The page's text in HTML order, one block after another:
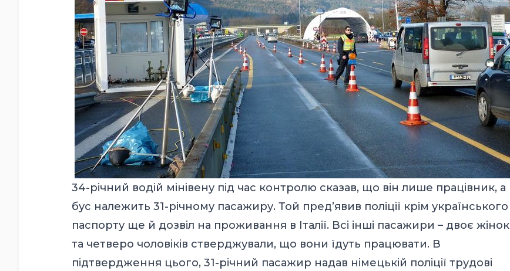
34-річний водій мінівену під час контролю сказав, що він лише працівник, а
бус належить 31-річному пасажиру. Той пред’явив поліції крім українського
паспорту ще й дозвіл на проживання в Італії. Всі інші пасажири – двоє жінок
та четверо чоловіків стверджували, що вони їдуть працювати. В
підтвердження цього, 31-річний пасажир надав німецькій поліції трудові